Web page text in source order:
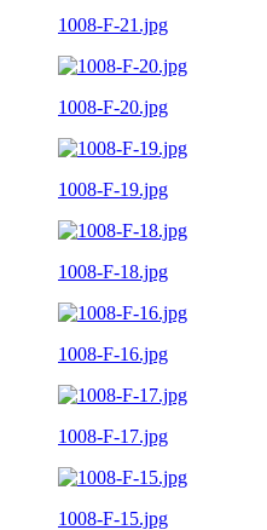
1008-F-21.jpg
1008-F-20.jpg
1008-F-19.jpg
1008-F-18.jpg
1008-F-16.jpg
1008-F-17.jpg
1008-F-15.jpg